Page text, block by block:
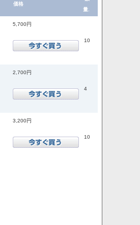
価格
量.
5,700円
10
2,700円
4
3,200円
10